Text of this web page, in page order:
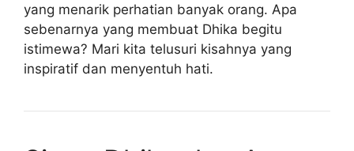
yang menarik perhatian banyak orang. Apa
sebenarnya yang membuat Dhika begitu
istimewa? Mari kita telusuri kisahnya yang
inspiratif dan menyentuh hati.